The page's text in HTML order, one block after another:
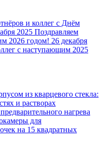
и коллег с Днём
2025 Поздравляем
2026 годом! 26 декабря
с наступающим 2025
из кварцевого стекла:
и растворах
нагрева
для
на 15 квадратных